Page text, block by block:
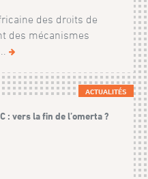
des droits de
des mécanismes
ACTUALITÉS
: vers la fin de l’omerta ?